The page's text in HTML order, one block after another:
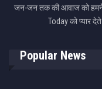
जन-जन तक की आवाज को हमने
Today को प्यार
Popular News